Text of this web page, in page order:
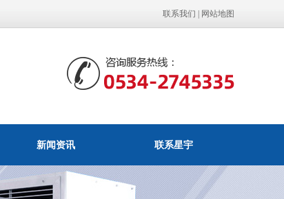
联系我们 网站地图
新闻资讯 联系星宇